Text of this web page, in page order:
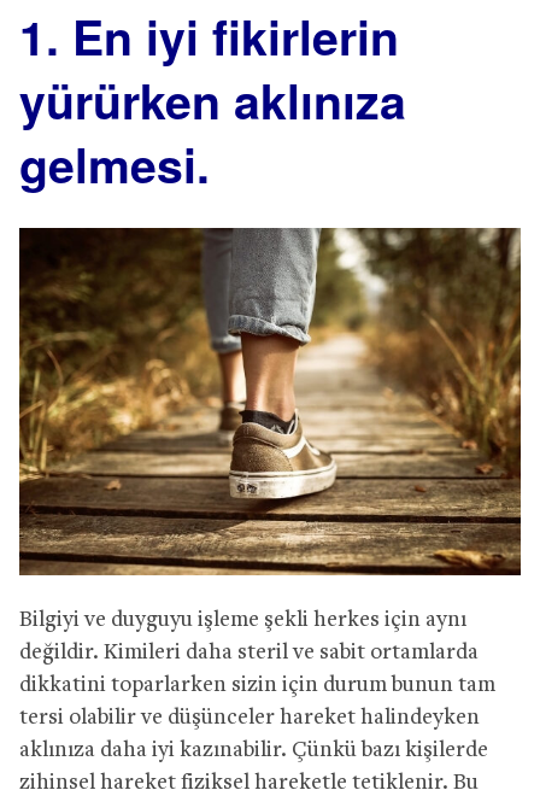
1. En iyi fikirlerin
yürürken aklınıza
gelmesi.
Bilgiyi ve duyguyu işleme şekli herkes için aynı
değildir. Kimileri daha steril ve sabit ortamlarda
dikkatini toparlarken sizin için durum bunun tam
tersi olabilir ve düşünceler hareket halindeyken
aklınıza daha iyi kazınabilir. Çünkü bazı kişilerde
zihinsel hareket fiziksel hareketle tetiklenir. Bu